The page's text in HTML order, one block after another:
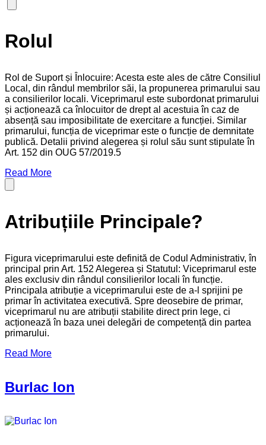
Rolul
Rol de Suport și Înlocuire: Acesta este ales de către Consiliul
Local, din rândul membrilor săi, la propunerea primarului sau
a consilierilor locali. Viceprimarul este subordonat primarului
și acționează ca înlocuitor de drept al acestuia în caz de
absență sau imposibilitate de exercitare a funcției. Similar
primarului, funcția de viceprimar este o funcție de demnitate
publică. Detalii privind alegerea și rolul său sunt stipulate în
Art. 152 din OUG 57/2019.5
Read More
Atribuțiile Principale?
Figura viceprimarului este definită de Codul Administrativ, în
principal prin Art. 152 Alegerea și Statutul: Viceprimarul este
ales exclusiv din rândul consilierilor locali în funcție.
Principala atribuție a viceprimarului este de a-l sprijini pe
primar în activitatea executivă. Spre deosebire de primar,
viceprimarul nu are atribuții stabilite direct prin lege, ci
acționează în baza unei delegări de competență din partea
primarului.
Read More
Burlac Ion